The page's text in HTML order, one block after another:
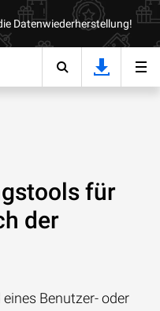
Datenwiederherstellung!
für
der
Benutzer- oder